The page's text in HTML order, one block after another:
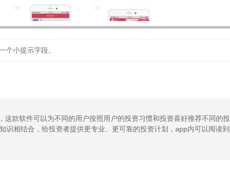
个小提示字段。
款软件可以为不同的用户按照用户的投资习惯和投资喜好推荐不同的投
识相结合，给投资者提供更专业、更可靠的投资计划，app内可以阅读到